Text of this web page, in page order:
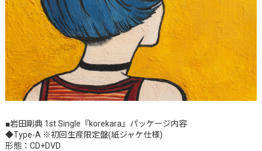
■岩田剛典 1st Single『korekara』パッケージ内容
◆Type-A ※初回生産限定盤(紙ジャケ仕様)
形態：CD+DVD